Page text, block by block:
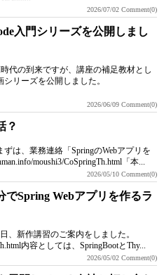
2026/07/02 Comment(0)
入門シリーズを公開しまし
代の到来ですが、講座の補足教材とし
リーズを公開しました。
2026/06/09 Comment(0)
？
は、業務連絡「SpringのWebアプリを
moushi3/CoSpringTh.html「本...
2026/05/10 Comment(0)
でSpring Webアプリを作るラ
、新作講習のご案内をしました。
内容としては、SpringBootとThy...
2026/05/02 Comment(0)